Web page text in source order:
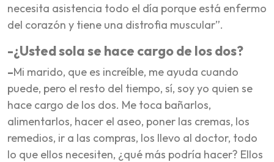
necesita asistencia todo el día porque está enfermo
del corazón y tiene una distrofia muscular”.
-¿Usted sola se hace cargo de los dos?
–Mi marido, que es increíble, me ayuda cuando
puede, pero el resto del tiempo, sí, soy yo quien se
hace cargo de los dos. Me toca bañarlos,
alimentarlos, hacer el aseo, poner las cremas, los
remedios, ir a las compras, los llevo al doctor, todo
lo que ellos necesiten, ¿qué más podría hacer? Ellos